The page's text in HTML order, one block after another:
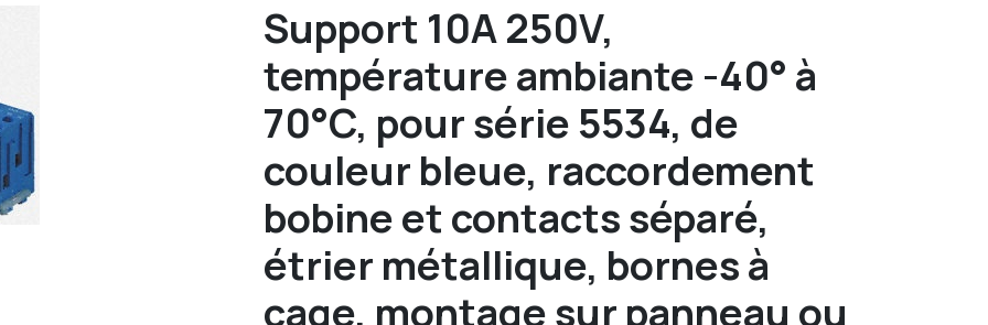
Support 10A 250V,
température ambiante -40° à
70°C, pour série 5534, de
couleur bleue, raccordement
bobine et contacts séparé,
étrier métallique, bornes à
cage, montage sur panneau ou